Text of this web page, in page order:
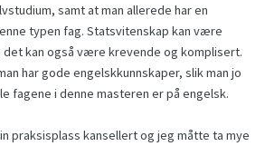
samt at man allerede har en
typen fag. Statsvitenskap kan være
kan også være krevende og komplisert.
har gode engelskkunnskaper, slik man jo
fagene i denne masteren er på engelsk.
praksisplass kansellert og jeg måtte ta mye